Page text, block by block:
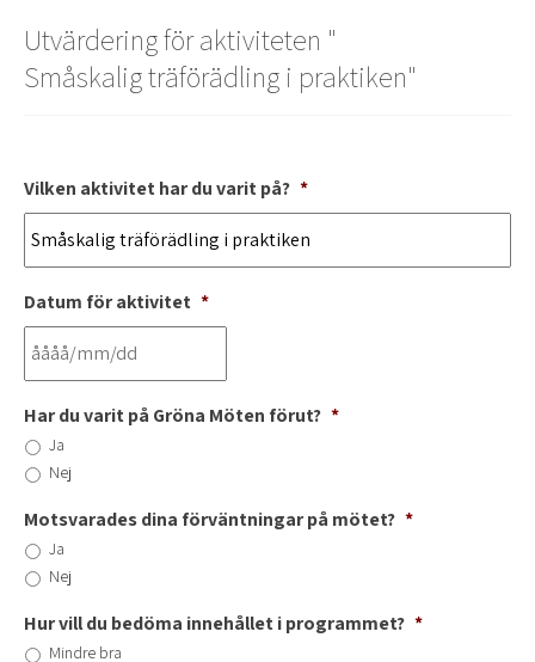
Utvärdering för aktiviteten "
Småskalig träförädling i praktiken"
Vilken aktivitet har du varit på? *
Datum för aktivitet *
Har du varit på Gröna Möten förut? *
Ja
Nej
Motsvarades dina förväntningar på mötet? *
Ja
Nej
Hur vill du bedöma innehållet i programmet? *
Mindre bra